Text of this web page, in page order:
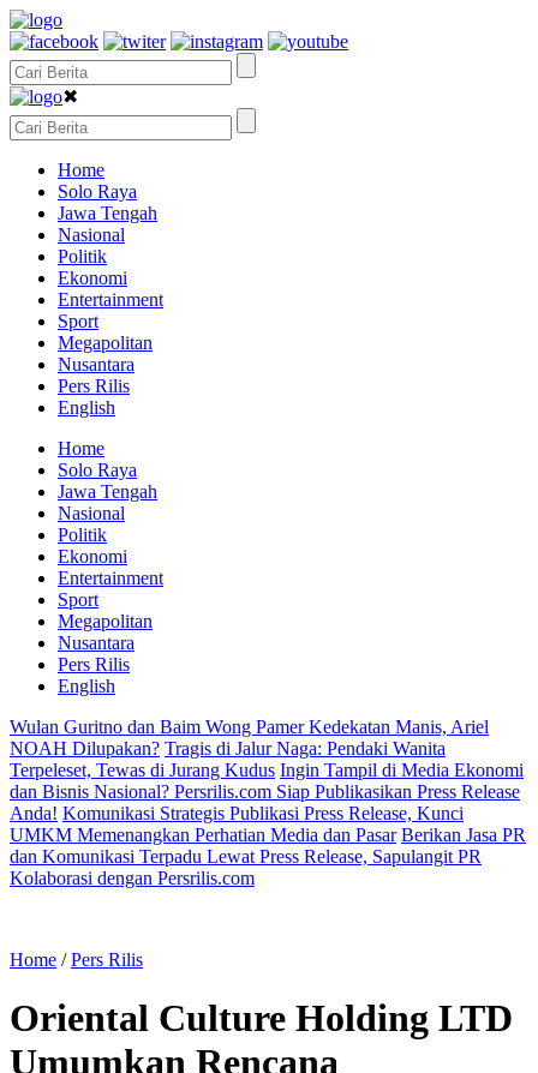
✖
Home
Solo Raya
Jawa Tengah
Nasional
Politik
Ekonomi
Entertainment
Sport
Megapolitan
Nusantara
Pers Rilis
English
Home
Solo Raya
Jawa Tengah
Nasional
Politik
Ekonomi
Entertainment
Sport
Megapolitan
Nusantara
Pers Rilis
English
Wulan Guritno dan Baim Wong Pamer Kedekatan Manis, Ariel
NOAH Dilupakan? Tragis di Jalur Naga: Pendaki Wanita
Terpeleset, Tewas di Jurang Kudus Ingin Tampil di Media Ekonomi
dan Bisnis Nasional? Persrilis.com Siap Publikasikan Press Release
Anda! Komunikasi Strategis Publikasi Press Release, Kunci
UMKM Memenangkan Perhatian Media dan Pasar Berikan Jasa PR
dan Komunikasi Terpadu Lewat Press Release, Sapulangit PR
Kolaborasi dengan Persrilis.com
Home /Pers Rilis
Oriental Culture Holding LTD
Umumkan Rencana